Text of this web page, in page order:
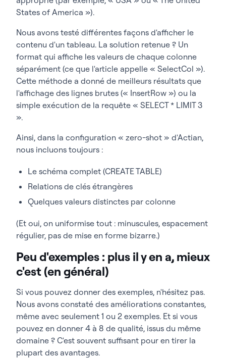
States of America »).
Nous avons testé différentes façons d'afficher le
contenu d'un tableau. La solution retenue ? Un
format qui affiche les valeurs de chaque colonne
séparément (ce que l'article appelle « SelectCol »).
Cette méthode a donné de meilleurs résultats que
l'affichage des lignes brutes (« InsertRow ») ou la
simple exécution de la requête « SELECT * LIMIT 3
».
Ainsi, dans la configuration « zero-shot » d'Actian,
nous incluons toujours :
Le schéma complet (CREATE TABLE)
Relations de clés étrangères
Quelques valeurs distinctes par colonne
(Et oui, on uniformise tout : minuscules, espacement
régulier, pas de mise en forme bizarre.)
Peu d'exemples : plus il y en a, mieux
c'est (en général)
Si vous pouvez donner des exemples, n'hésitez pas.
Nous avons constaté des améliorations constantes,
même avec seulement 1 ou 2 exemples. Et si vous
pouvez en donner 4 à 8 de qualité, issus du même
domaine ? C'est souvent suffisant pour en tirer la
plupart des avantages.